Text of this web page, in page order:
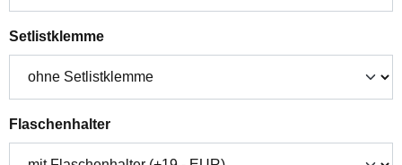
Setlistklemmeauswählen
Flaschenhalterauswählen